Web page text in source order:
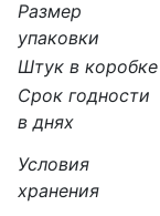
Размер
упаковки
Штук в коробке
Срок годности
в днях
Условия
хранения